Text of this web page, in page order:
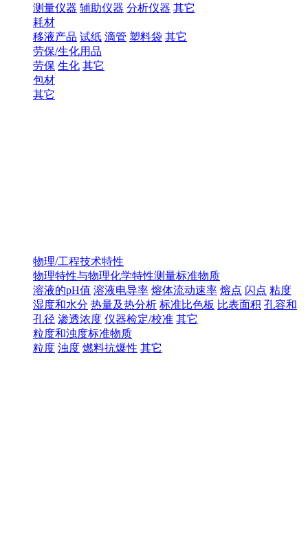
测量仪器 辅助仪器 分析仪器 其它
耗材
移液产品 试纸 滴管 塑料袋 其它
劳保/生化用品
劳保 生化 其它
包材
其它
物理/工程技术特性
物理特性与物理化学特性测量标准物质
溶液的pH值 溶液电导率 熔体流动速率 熔点 闪点 粘度
湿度和水分 热量及热分析 标准比色板 比表面积 孔容和
孔径 渗透浓度 仪器检定/校准 其它
粒度和浊度标准物质
粒度 浊度 燃料抗爆性 其它